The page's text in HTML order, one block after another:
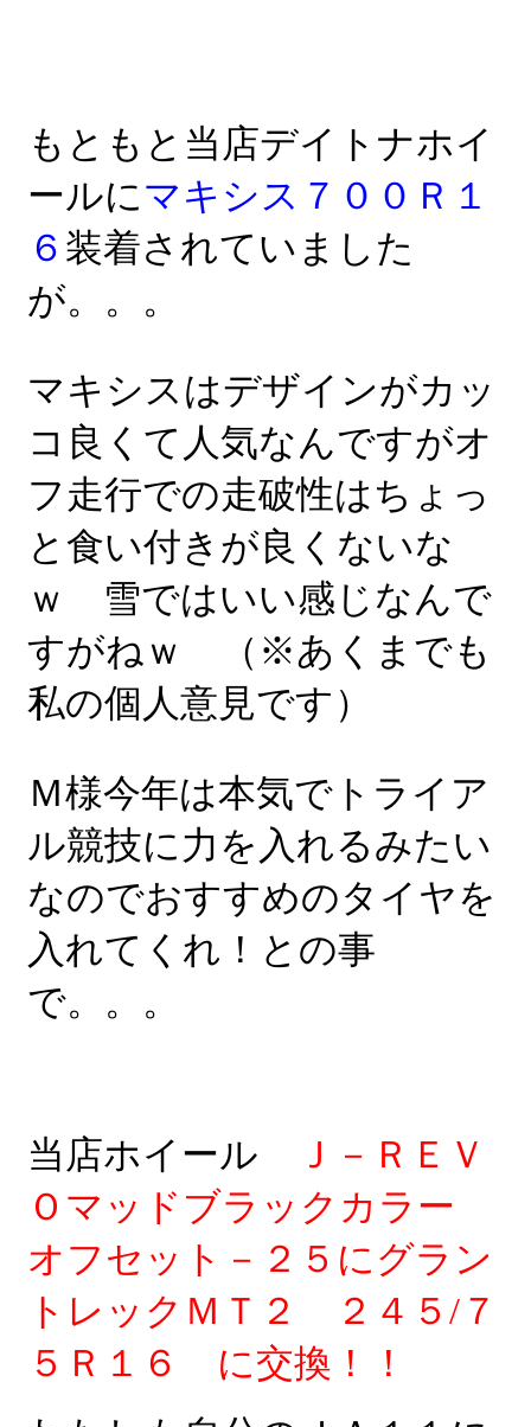
もともと当店デイトナホイ
ールにマキシス７００Ｒ１
６ 装着されていました
が。。。
マキシスはデザインがカッ
コ良くて人気なんですがオ
フ走行での走破性はちょっ
と食い付きが良くないな
ｗ 雪ではいい感じなんで
すがねｗ （※あくまでも
私の個人意見です）
Ｍ様今年は本気でトライア
ル競技に力を入れるみたい
なのでおすすめのタイヤを
入れてくれ！との事
で。。。
当店ホイール
Ｊ－ＲＥＶ
Ｏマッドブラックカラー
オフセット－２５にグラン
トレックＭＴ２ ２４５/７
５Ｒ１６ に交換！！